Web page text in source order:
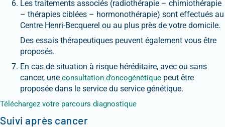
Les traitements associés (radiothérapie – chimiothérapie
– thérapies ciblées – hormonothérapie) sont effectués au
Centre Henri-Becquerel ou au plus près de votre domicile.
Des essais thérapeutiques peuvent également vous être
proposés.
En cas de situation à risque héréditaire, avec ou sans
cancer, une consultation d’oncogénétique peut être
proposée dans le service du service génétique.
Téléchargez votre parcours diagnostique
Suivi après cancer